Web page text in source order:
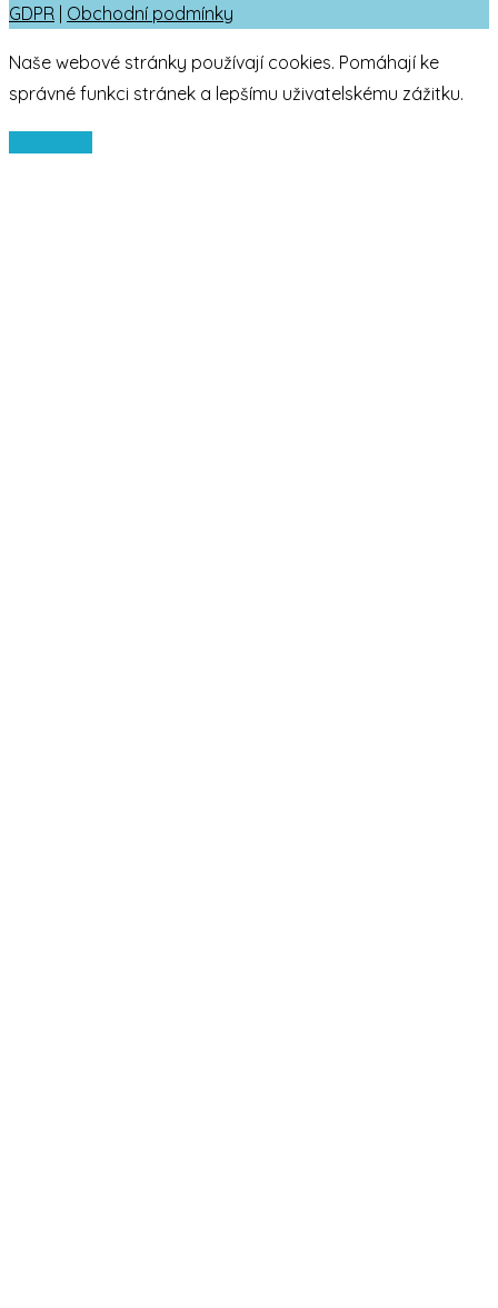
GDPR | Obchodní podmínky
Naše webové stránky používají cookies. Pomáhají ke
správné funkci stránek a lepšímu uživatelskému zážitku.